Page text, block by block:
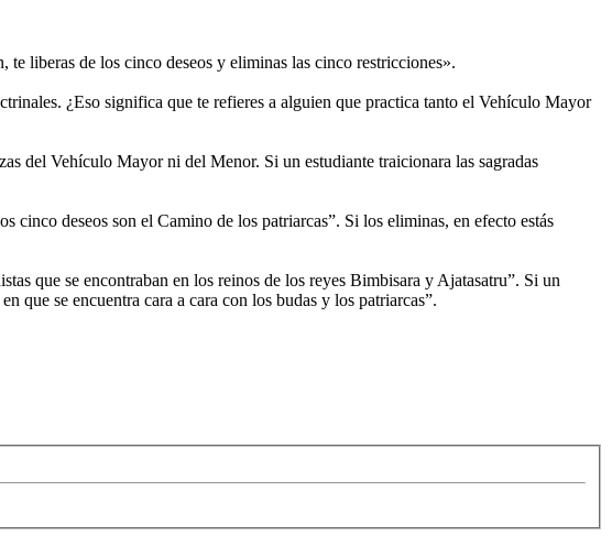
liberas de los cinco deseos y eliminas las cinco restricciones».
¿Eso significa que te refieres a alguien que practica tanto el ​​Vehículo Mayor
del Vehículo Mayor ni del Menor. Si un estudiante traicionara las sagradas
deseos son el Camino de los patriarcas”. Si los eliminas, en efecto estás
que se encontraban en los reinos de los reyes Bimbisara y Ajatasatru”. Si un
que se encuentra cara a cara con los budas y los patriarcas”.